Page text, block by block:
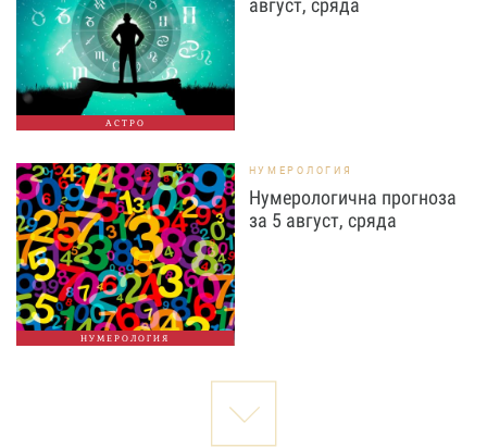
АСТРО
август, сряда
НУМЕРОЛОГИЯ
НУМЕРОЛОГИЯ
Нумерологична прогноза
за 5 август, сряда